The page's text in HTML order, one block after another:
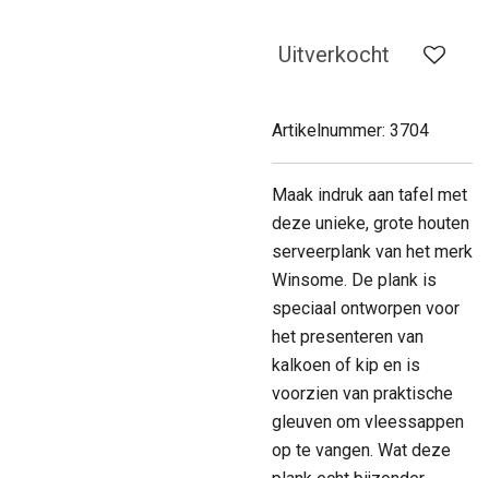
Uitverkocht
Artikelnummer: 3704
Maak indruk aan tafel met
deze unieke, grote houten
serveerplank van het merk
Winsome. De plank is
speciaal ontworpen voor
het presenteren van
kalkoen of kip en is
voorzien van praktische
gleuven om vleessappen
op te vangen. Wat deze